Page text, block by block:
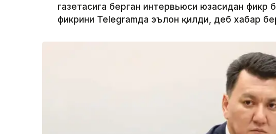
газетасига берган интервьюси юзасидан фикр
фикрини Теlegramда эълон қилди, деб хабар